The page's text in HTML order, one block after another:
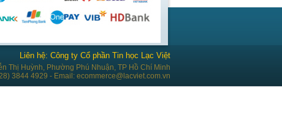
Liên hệ: Công ty Cổ phần Tin học Lạc Việt
Thị Huỳnh, Phường Phú Nhuận, TP Hồ Chí Minh
3844 4929 - Email: ecommerce@lacviet.com.vn